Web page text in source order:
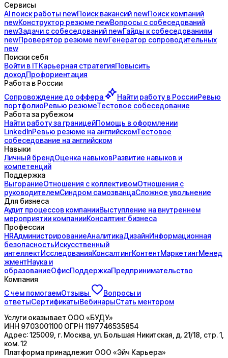
Сервисы
AI поискработы newПоисквакансий newПоисккомпаний
newКонструктор резюме newВопросы с собеседований
newЗадачи с собеседований newГайды ксобеседованиям
newПроверятор резюме newГенератор сопроводительных
new
Поиски себя
Войти в ITКарьерная стратегияПовысить
доходПрофориентация
Работа в России
Сопровождение до оффера Найти работу в РоссииРевью
портфолиоРевью резюмеТестовое собеседование
Работа за рубежом
Найти работу за границейПомощь в оформлении
LinkedInРевью резюме на английскомТестовое
собеседование на английском
Навыки
Личный брендОценка навыковРазвитие навыков и
компетенций
Поддержка
ВыгораниеОтношения с коллективомОтношения с
руководителемСиндром самозванцаСложное увольнение
Для бизнеса
Аудит процессов компанииВыступление на внутреннем
мероприятии компанииКонсалтинг бизнеса
Профессии
HRАдминистрированиеАналитикаДизайнИнформационная
безопасностьИскусственный
интеллектИсследованияКонсалтингКонтентМаркетингМенед
жментНаука и
образованиеОфисПоддержкаПредпринимательство
Компания
С чем помогаемОтзывы
Вопросы и
ответыСертификатыВебинарыСтать ментором
Услуги оказывает ООО «БУДУ»
ИНН 9703001100 ОГРН 1197746535854
Адрес:125009, г. Москва, ул. Большая Никитская, д. 21/18, стр. 1,
ком. 12
Платформа принадлежит ООО «Эйч Карьера»